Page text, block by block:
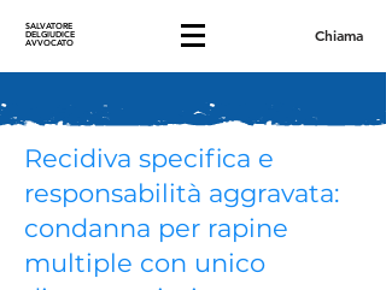
SALVATORE
DELGIUDICE
AVVOCATO Chiama
Recidiva specifica e
responsabilità aggravata:
condanna per rapine
multiple con unico